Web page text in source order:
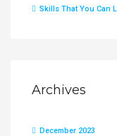
Skills That You Can
Archives
December 2023